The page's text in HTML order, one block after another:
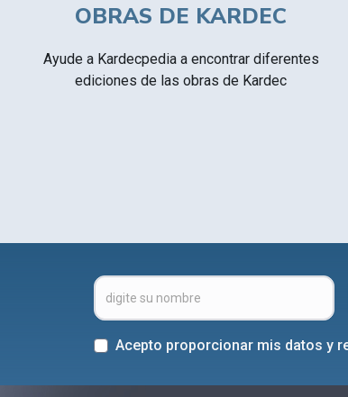
OBRAS DE KARDEC
Ayude a Kardecpedia a encontrar diferentes
ediciones de las obras de Kardec
Acepto proporcionar mis datos y